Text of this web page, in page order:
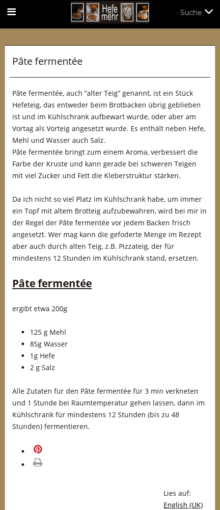
Pâte fermentée
Pâte fermentée, auch “alter Teig” genannt, ist ein Stück
Hefeteig, das entweder beim Brotbacken übrig geblieben
ist und im Kühlschrank aufbewart wurde, oder aber am
Vortag als Vorteig angesetzt wurde. Es enthält neben Hefe,
Mehl und Wasser auch Salz.
Pâte fermentée bringt zum einem Aroma, verbessert die
Farbe der Kruste und kann gerade bei schweren Teigen
mit viel Zucker und Fett die Kleberstruktur stärken.
Da ich nicht so viel Platz im Kühlschrank habe, um immer
ein Topf mit altem Brotteig aufzubewahren, wird bei mir in
der Regel der Pâte fermentée vor jedem Backen frisch
angesetzt. Wer mag kann die gefoderte Menge im Rezept
aber auch durch alten Teig, z.B. Pizzateig, der für
mindestens 12 Stunden im Kühlschrank stand, ersetzen.
Pâte fermentée
ergibt etwa 200g
125 g Mehl
85g Wasser
1g Hefe
2 g Salz
Alle Zutaten für den Pâte fermentée für 3 min verkneten
und 1 Stunde bei Raumtemperatur gehen lassen, dann im
Kühlschrank für mindestens 12 Stunden (bis zu 48
Stunden) fermentieren.
Lies auf:
English (UK)
Suche
Suche